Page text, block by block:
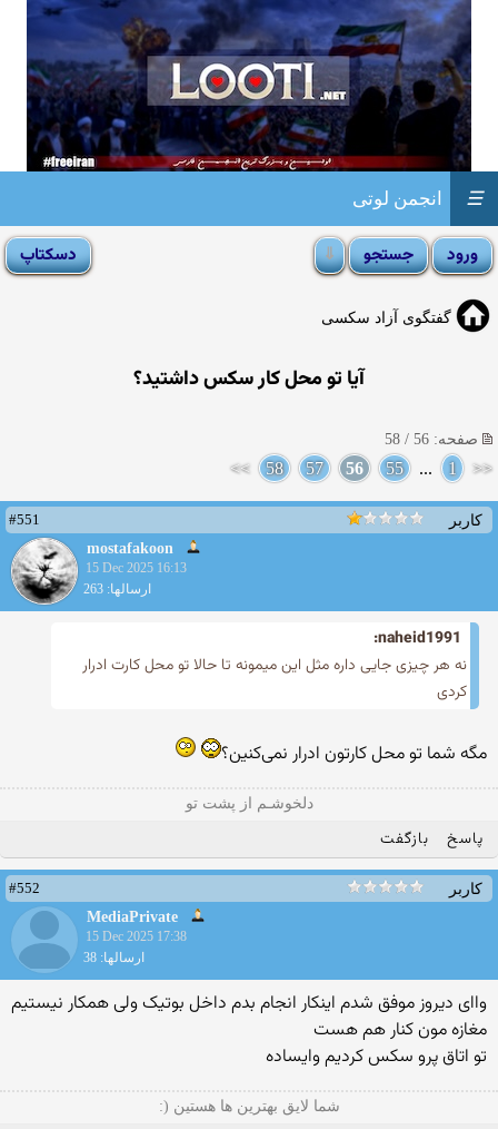
انجمن لوتی ☰
گفتگوی آزاد سکسی
آیا تو محل کار سکس داشتید؟
صفحه: 56 / 58
<<
1
...
55
56
57
58
>>
کاربر
#551
mostafakoon
15 Dec 2025 16:13
ارسالها: 263
naheid1991:
نه هر چیزی جایی داره مثل این میمونه تا حالا تو محل کارت ادرار
کردی
مگه شما تو محل کارتون ادرار نمی‌کنین؟
دلخوشـم از پشت تو
پاسخ بازگفت
کاربر
#552
MediaPrivate
15 Dec 2025 17:38
ارسالها: 38
واای دیروز موفق شدم اینکار انجام بدم داخل بوتیک ولی همکار نیستیم
مغازه مون کنار هم هست
تو اتاق پرو سکس کردیم وایساده
شما لایق بهترین ها هستین (: